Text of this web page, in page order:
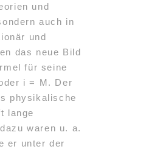
und
auch in
und
das neue Bild
für seine
i = M. Der
physikalische
lange
waren u. a.
er unter der